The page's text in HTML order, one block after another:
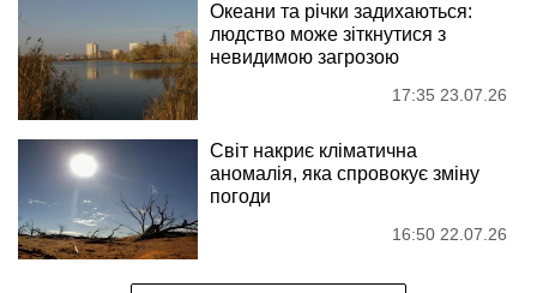
Океани та річки задихаються:
людство може зіткнутися з
невидимою загрозою
17:35 23.07.26
Світ накриє кліматична
аномалія, яка спровокує зміну
погоди
16:50 22.07.26